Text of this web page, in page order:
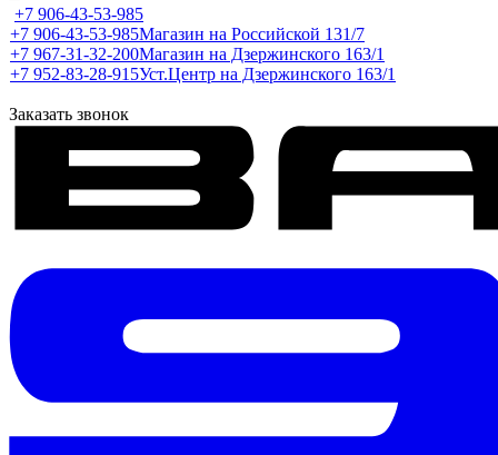
+7 906-43-53-985
+7 906-43-53-985Магазин на Российской 131/7
+7 967-31-32-200Магазин на Дзержинского 163/1
+7 952-83-28-915Уст.Центр на Дзержинского 163/1
Заказать звонок